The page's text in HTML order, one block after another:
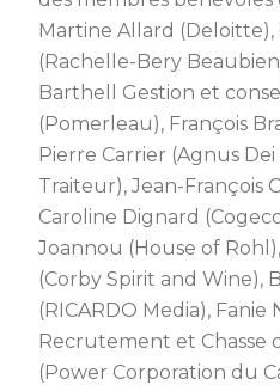
Martine Allard (Deloitte),
(Rachelle-Bery
Barthell Gestion et
(Pomerleau), François
Pierre Carrier (Agnus Dei
Traiteur), Jean-François
Caroline Dignard
Joannou (House of
(Corby Spirit and Wine),
(RICARDO Media), Fanie
Recrutement et Chasse
(Power Corporation du